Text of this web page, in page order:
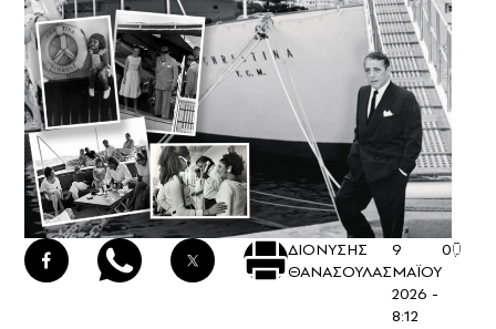
ΔΙΟΝΥΣΗΣ
ΘΑΝΑΣΟΥΛΑΣ
9
ΜΑΪΟΥ
2026 -
8:12
0